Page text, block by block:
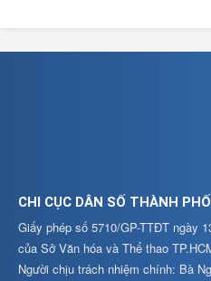
CHI CỤC DÂN SỐ THÀNH
Giấy phép số 5710/GP-TTĐT ngày
của Sở Văn hóa và Thể thao
Người chịu trách nhiệm chính: Bà